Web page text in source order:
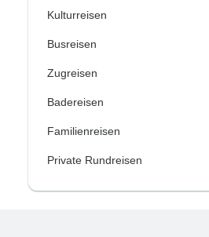
Kulturreisen
Busreisen
Zugreisen
Badereisen
Familienreisen
Private Rundreisen